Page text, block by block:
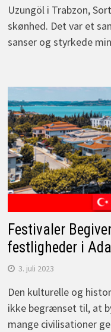
Uzungöl i Trabzon,
skønhed. Det var et
sanser og styrkede
Festivaler
festligheder i
3. juli 2023
Den kulturelle og
ikke begrænset til, at
mange civilisationer